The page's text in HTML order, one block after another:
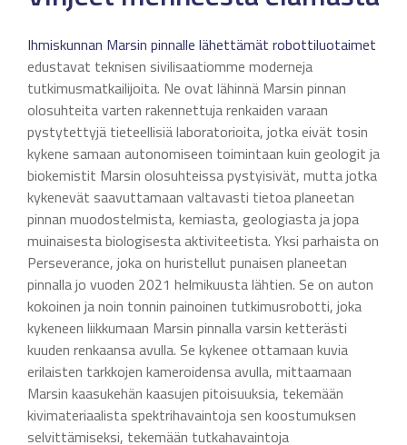
Ihmiskunnan Marsin pinnalle lähettämät robottiluotaimet
edustavat teknisen sivilisaatiomme moderneja
tutkimusmatkailijoita. Ne ovat lähinnä Marsin pinnan
olosuhteita varten rakennettuja renkaiden varaan
pystytettyjä tieteellisiä laboratorioita, jotka eivät tosin
kykene samaan autonomiseen toimintaan kuin geologit ja
biokemistit Marsin olosuhteissa pystyisivät, mutta jotka
kykenevät saavuttamaan valtavasti tietoa planeetan
pinnan muodostelmista, kemiasta, geologiasta ja jopa
muinaisesta biologisesta aktiviteetista. Yksi parhaista on
Perseverance, joka on huristellut punaisen planeetan
pinnalla jo vuoden 2021 helmikuusta lähtien. Se on auton
kokoinen ja noin tonnin painoinen tutkimusrobotti, joka
kykeneen liikkumaan Marsin pinnalla varsin ketterästi
kuuden renkaansa avulla. Se kykenee ottamaan kuvia
erilaisten tarkkojen kameroidensa avulla, mittaamaan
Marsin kaasukehän kaasujen pitoisuuksia, tekemään
kivimateriaalista spektrihavaintoja sen koostumuksen
selvittämiseksi, tekemään tutkahavaintoja